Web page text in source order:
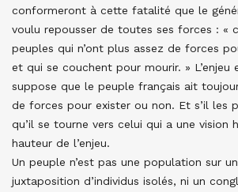
conformeront à cette fatalité que le
voulu repousser de toutes ses forces : «
peuples qui n’ont plus assez de forces
et qui se couchent pour mourir. » L’enjeu
suppose que le peuple français ait
de forces pour exister ou non. Et s’il les
qu’il se tourne vers celui qui a une vision
hauteur de l’enjeu.
Un peuple n’est pas une population sur
juxtaposition d’individus isolés, ni un